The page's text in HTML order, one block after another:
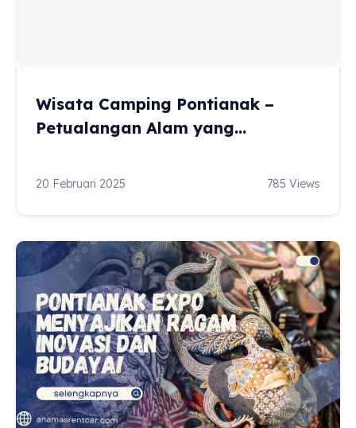
Wisata Camping Pontianak –
Petualangan Alam yang
20 Februari 2025 785 Views